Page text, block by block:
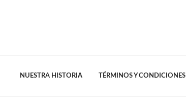
NUESTRA HISTORIA TÉRMINOS Y CONDICIONES